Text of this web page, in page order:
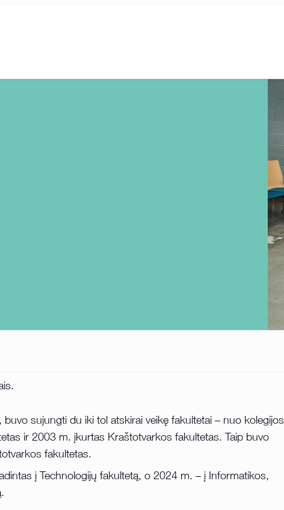
sujungti du iki tol atskirai veikę fakultetai – nuo kolegijos
ir 2003 m. įkurtas Kraštotvarkos fakultetas. Taip buvo
fakultetas.
į Technologijų fakultetą, o 2024 m. – į Informatikos,